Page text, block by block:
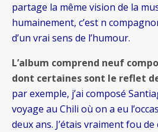
partage la même vision de la
humainement, c’est n
d’un vrai sens de l’humour.
L’album comprend neuf
dont certaines sont le reflet
par exemple, j’ai composé
voyage au Chili où on a eu
deux ans. J’étais vraiment fou